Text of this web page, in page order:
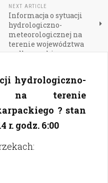
NEXT ARTICLE
Informacja o sytuacji
hydrologiczno-
meteorologicznej na
terenie województwa
podkarpackiego
hydrologiczno-
na terenie
? stan
r. godz. 6:00